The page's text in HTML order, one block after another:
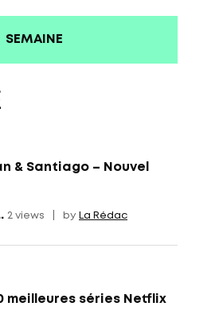
SEMAINE
& Santiago – Nouvel
2 views by La Rédac
meilleures séries Netflix